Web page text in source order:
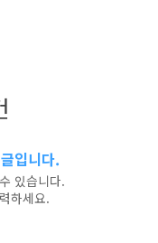
입니다.
있습니다.
하세요.